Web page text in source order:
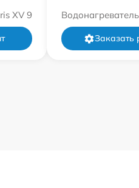
XV 9
Заказать